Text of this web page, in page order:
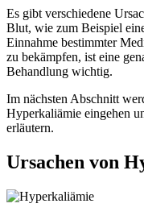
Es gibt verschiedene
Blut, wie zum Beispiel
Einnahme bestimmter
zu bekämpfen, ist eine
Behandlung wichtig.
Im nächsten Abschnitt
Hyperkaliämie eingehen
erläutern.
Ursachen von